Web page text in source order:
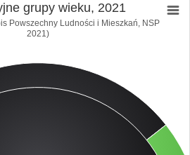
grupy wieku, 2021
Powszechny Ludności i Mieszkań, NSP
2021)